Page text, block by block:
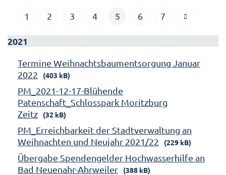
1 2 3 4 5 6 7
2021
Termine Weihnachtsbaumentsorgung Januar
2022
(403 kB)
PM_2021-12-17-Blühende
Patenschaft_Schlosspark Moritzburg
Zeitz
(32 kB)
PM_Erreichbarkeit der Stadtverwaltung an
Weihnachten und Neujahr 2021/22
(229 kB)
Übergabe Spendengelder Hochwasserhilfe an
Bad Neuenahr-Ahrweiler
(388 kB)